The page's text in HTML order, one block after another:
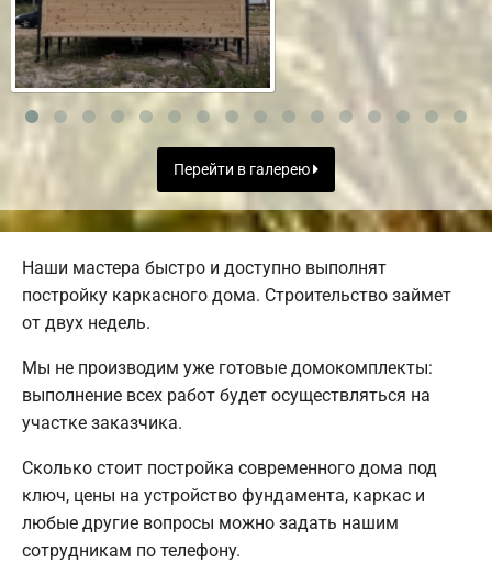
Перейти в галерею
Наши мастера быстро и доступно выполнят
постройку каркасного дома. Строительство займет
от двух недель.
Мы не производим уже готовые домокомплекты:
выполнение всех работ будет осуществляться на
участке заказчика.
Сколько стоит постройка современного дома под
ключ, цены на устройство фундамента, каркас и
любые другие вопросы можно задать нашим
сотрудникам по телефону.